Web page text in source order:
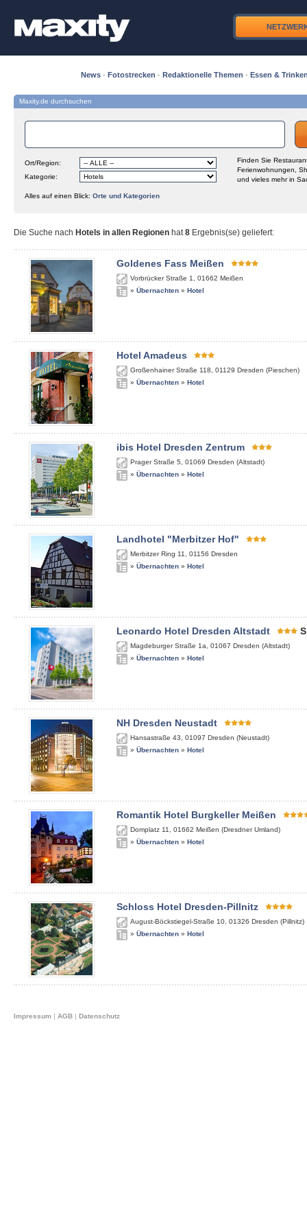
News · Fotostrecken · Redaktionelle Themen · Essen &
Maxity.de durchsuchen
Ort/Region:
Kategorie:
Finden Sie
Ferienwohnungen,
und vieles mehr in
Alles auf einen Blick: Orte und Kategorien
Die Suche nach Hotels in allen Regionen hat8 Ergebnis(se) geliefert:
Goldenes Fass Meißen
Vorbrücker Straße 1 01662 Meißen
» Übernachten » Hotel
Hotel Amadeus
Großenhainer Straße 118 01129 Dresden (Pieschen)
» Übernachten » Hotel
ibis Hotel Dresden Zentrum
Prager Straße 5 01069 Dresden (Altstadt)
» Übernachten » Hotel
Landhotel "Merbitzer Hof"
Merbitzer Ring 11 01156 Dresden
» Übernachten » Hotel
Leonardo Hotel Dresden Altstadt S
Magdeburger Straße 1a 01067 Dresden (Altstadt)
» Übernachten » Hotel
NH Dresden Neustadt
Hansastraße 43 01097 Dresden (Neustadt)
» Übernachten » Hotel
Romantik Hotel Burgkeller Meißen
Domplatz 11 01662 Meißen (Dresdner Umland)
» Übernachten » Hotel
Schloss Hotel Dresden-Pillnitz
August-Böckstiegel-Straße 10 01326 Dresden (Pillnitz)
» Übernachten » Hotel
Impressum | AGB | Datenschutz